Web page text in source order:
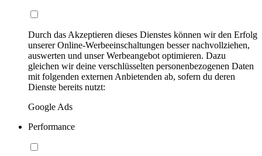
Durch das Akzeptieren dieses Dienstes können wir den Erfolg
unserer Online-Werbeeinschaltungen besser nachvollziehen,
auswerten und unser Werbeangebot optimieren. Dazu
gleichen wir deine verschlüsselten personenbezogenen Daten
mit folgenden externen Anbietenden ab, sofern du deren
Dienste bereits nutzt:
Google Ads
Performance